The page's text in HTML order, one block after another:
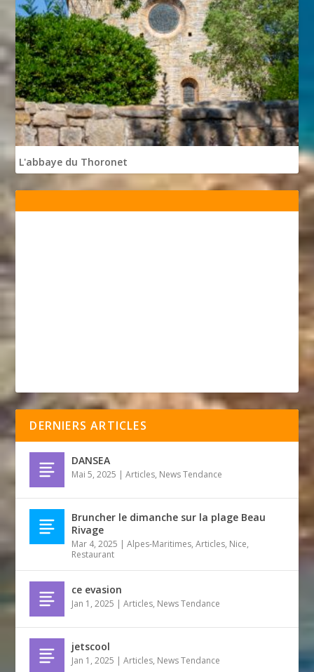
L'abbaye du Thoronet
DERNIERS ARTICLES
DANSEA
Mai 5, 2025 |Articles, News Tendance
Bruncher le dimanche sur la plage Beau
Rivage
Mar 4, 2025 |Alpes-Maritimes,Articles, Nice,
Restaurant
ce evasion
Jan 1, 2025 |Articles, News Tendance
jetscool
Jan 1, 2025 |Articles, News Tendance